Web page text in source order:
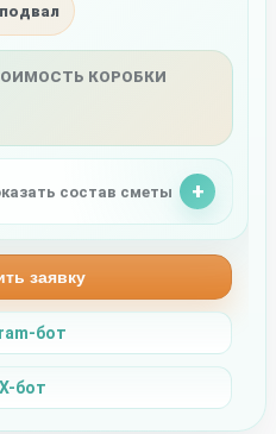
КОРОБКИ
состав сметы
заявку
бот
бот